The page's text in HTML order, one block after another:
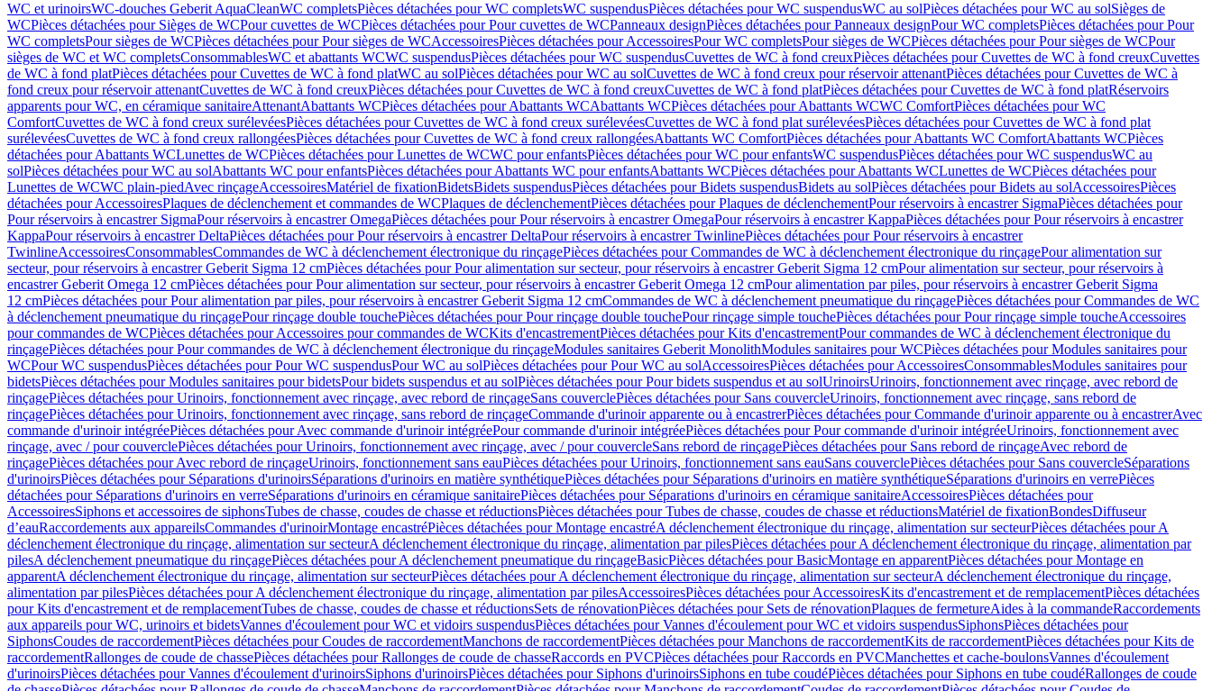
WC et urinoirsWC-douches Geberit AquaCleanWC completsPièces détachées pour WC completsWC suspendusPièces détachées pour WC suspendusWC au solPièces détachées pour WC au solSièges de
WCPièces détachées pour Sièges de WCPour cuvettes de WCPièces détachées pour Pour cuvettes de WCPanneaux designPièces détachées pour Panneaux designPour WC completsPièces détachées pour Pour
WC completsPour sièges de WCPièces détachées pour Pour sièges de WCAccessoiresPièces détachées pour AccessoiresPour WC completsPour sièges de WCPièces détachées pour Pour sièges de WCPour
sièges de WC et WC completsConsommablesWC et abattants WCWC suspendusPièces détachées pour WC suspendusCuvettes de WC à fond creuxPièces détachées pour Cuvettes de WC à fond creuxCuvettes
de WC à fond platPièces détachées pour Cuvettes de WC à fond platWC au solPièces détachées pour WC au solCuvettes de WC à fond creux pour réservoir attenantPièces détachées pour Cuvettes de WC à
fond creux pour réservoir attenantCuvettes de WC à fond creuxPièces détachées pour Cuvettes de WC à fond creuxCuvettes de WC à fond platPièces détachées pour Cuvettes de WC à fond platRéservoirs
apparents pour WC, en céramique sanitaireAttenantAbattants WCPièces détachées pour Abattants WCAbattants WCPièces détachées pour Abattants WCWC ComfortPièces détachées pour WC
ComfortCuvettes de WC à fond creux surélevéesPièces détachées pour Cuvettes de WC à fond creux surélevéesCuvettes de WC à fond plat surélevéesPièces détachées pour Cuvettes de WC à fond plat
surélevéesCuvettes de WC à fond creux rallongéesPièces détachées pour Cuvettes de WC à fond creux rallongéesAbattants WC ComfortPièces détachées pour Abattants WC ComfortAbattants WCPièces
détachées pour Abattants WCLunettes de WCPièces détachées pour Lunettes de WCWC pour enfantsPièces détachées pour WC pour enfantsWC suspendusPièces détachées pour WC suspendusWC au
solPièces détachées pour WC au solAbattants WC pour enfantsPièces détachées pour Abattants WC pour enfantsAbattants WCPièces détachées pour Abattants WCLunettes de WCPièces détachées pour
Lunettes de WCWC plain-piedAvec rinçageAccessoiresMatériel de fixationBidetsBidets suspendusPièces détachées pour Bidets suspendusBidets au solPièces détachées pour Bidets au solAccessoiresPièces
détachées pour AccessoiresPlaques de déclenchement et commandes de WCPlaques de déclenchementPièces détachées pour Plaques de déclenchementPour réservoirs à encastrer SigmaPièces détachées pour
Pour réservoirs à encastrer SigmaPour réservoirs à encastrer OmegaPièces détachées pour Pour réservoirs à encastrer OmegaPour réservoirs à encastrer KappaPièces détachées pour Pour réservoirs à encastrer
KappaPour réservoirs à encastrer DeltaPièces détachées pour Pour réservoirs à encastrer DeltaPour réservoirs à encastrer TwinlinePièces détachées pour Pour réservoirs à encastrer
TwinlineAccessoiresConsommablesCommandes de WC à déclenchement électronique du rinçagePièces détachées pour Commandes de WC à déclenchement électronique du rinçagePour alimentation sur
secteur, pour réservoirs à encastrer Geberit Sigma 12 cmPièces détachées pour Pour alimentation sur secteur, pour réservoirs à encastrer Geberit Sigma 12 cmPour alimentation sur secteur, pour réservoirs à
encastrer Geberit Omega 12 cmPièces détachées pour Pour alimentation sur secteur, pour réservoirs à encastrer Geberit Omega 12 cmPour alimentation par piles, pour réservoirs à encastrer Geberit Sigma
12 cmPièces détachées pour Pour alimentation par piles, pour réservoirs à encastrer Geberit Sigma 12 cmCommandes de WC à déclenchement pneumatique du rinçagePièces détachées pour Commandes de WC
à déclenchement pneumatique du rinçagePour rinçage double touchePièces détachées pour Pour rinçage double touchePour rinçage simple touchePièces détachées pour Pour rinçage simple toucheAccessoires
pour commandes de WCPièces détachées pour Accessoires pour commandes de WCKits d'encastrementPièces détachées pour Kits d'encastrementPour commandes de WC à déclenchement électronique du
rinçagePièces détachées pour Pour commandes de WC à déclenchement électronique du rinçageModules sanitaires Geberit MonolithModules sanitaires pour WCPièces détachées pour Modules sanitaires pour
WCPour WC suspendusPièces détachées pour Pour WC suspendusPour WC au solPièces détachées pour Pour WC au solAccessoiresPièces détachées pour AccessoiresConsommablesModules sanitaires pour
bidetsPièces détachées pour Modules sanitaires pour bidetsPour bidets suspendus et au solPièces détachées pour Pour bidets suspendus et au solUrinoirsUrinoirs, fonctionnement avec rinçage, avec rebord de
rinçagePièces détachées pour Urinoirs, fonctionnement avec rinçage, avec rebord de rinçageSans couverclePièces détachées pour Sans couvercleUrinoirs, fonctionnement avec rinçage, sans rebord de
rinçagePièces détachées pour Urinoirs, fonctionnement avec rinçage, sans rebord de rinçageCommande d'urinoir apparente ou à encastrerPièces détachées pour Commande d'urinoir apparente ou à encastrerAvec
commande d'urinoir intégréePièces détachées pour Avec commande d'urinoir intégréePour commande d'urinoir intégréePièces détachées pour Pour commande d'urinoir intégréeUrinoirs, fonctionnement avec
rinçage, avec / pour couverclePièces détachées pour Urinoirs, fonctionnement avec rinçage, avec / pour couvercleSans rebord de rinçagePièces détachées pour Sans rebord de rinçageAvec rebord de
rinçagePièces détachées pour Avec rebord de rinçageUrinoirs, fonctionnement sans eauPièces détachées pour Urinoirs, fonctionnement sans eauSans couverclePièces détachées pour Sans couvercleSéparations
d'urinoirsPièces détachées pour Séparations d'urinoirsSéparations d'urinoirs en matière synthétiquePièces détachées pour Séparations d'urinoirs en matière synthétiqueSéparations d'urinoirs en verrePièces
détachées pour Séparations d'urinoirs en verreSéparations d'urinoirs en céramique sanitairePièces détachées pour Séparations d'urinoirs en céramique sanitaireAccessoiresPièces détachées pour
AccessoiresSiphons et accessoires de siphonsTubes de chasse, coudes de chasse et réductionsPièces détachées pour Tubes de chasse, coudes de chasse et réductionsMatériel de fixationBondesDiffuseur
d’eauRaccordements aux appareilsCommandes d'urinoirMontage encastréPièces détachées pour Montage encastréA déclenchement électronique du rinçage, alimentation sur secteurPièces détachées pour A
déclenchement électronique du rinçage, alimentation sur secteurA déclenchement électronique du rinçage, alimentation par pilesPièces détachées pour A déclenchement électronique du rinçage, alimentation par
pilesA déclenchement pneumatique du rinçagePièces détachées pour A déclenchement pneumatique du rinçageBasicPièces détachées pour BasicMontage en apparentPièces détachées pour Montage en
apparentA déclenchement électronique du rinçage, alimentation sur secteurPièces détachées pour A déclenchement électronique du rinçage, alimentation sur secteurA déclenchement électronique du rinçage,
alimentation par pilesPièces détachées pour A déclenchement électronique du rinçage, alimentation par pilesAccessoiresPièces détachées pour AccessoiresKits d'encastrement et de remplacementPièces détachées
pour Kits d'encastrement et de remplacementTubes de chasse, coudes de chasse et réductionsSets de rénovationPièces détachées pour Sets de rénovationPlaques de fermetureAides à la commandeRaccordements
aux appareils pour WC, urinoirs et bidetsVannes d'écoulement pour WC et vidoirs suspendusPièces détachées pour Vannes d'écoulement pour WC et vidoirs suspendusSiphonsPièces détachées pour
SiphonsCoudes de raccordementPièces détachées pour Coudes de raccordementManchons de raccordementPièces détachées pour Manchons de raccordementKits de raccordementPièces détachées pour Kits de
raccordementRallonges de coude de chassePièces détachées pour Rallonges de coude de chasseRaccords en PVCPièces détachées pour Raccords en PVCManchettes et cache-boulonsVannes d'écoulement
d'urinoirsPièces détachées pour Vannes d'écoulement d'urinoirsSiphons d'urinoirsPièces détachées pour Siphons d'urinoirsSiphons en tube coudéPièces détachées pour Siphons en tube coudéRallonges de coude